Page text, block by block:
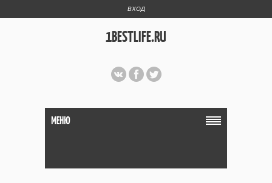
ВХОД
1BESTLIFE.RU
МЕНЮ